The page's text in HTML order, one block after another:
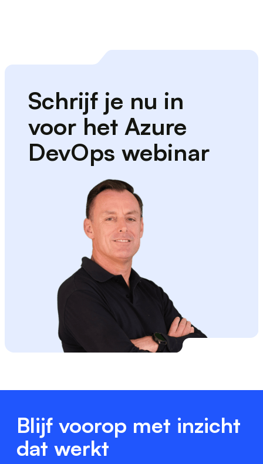
Schrijf je nu in
voor het Azure
DevOps webinar
Blijf voorop met inzicht
dat werkt